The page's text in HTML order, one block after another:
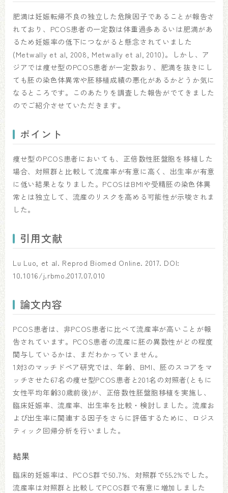
肥満は妊娠転帰不良の独立した危険因子であることが報告さ
れており、PCOS患者の一定数は体重過多あるいは肥満があ
るため妊娠率の低下につながると懸念されていました
(Metwally et al, 2008, Metwally et al, 2010)。しかし、ア
ジアでは痩せ型のPCOS患者が一定数おり、肥満を抜きにし
ても胚の染色体異常や胚移植成績の悪化があるかどうか気に
なるところです。このあたりを調査した報告がでてきました
のでご紹介させていただきます。
ポイント
痩せ型のPCOS患者においても、正倍数性胚盤胞を移植した
場合、対照群と比較して流産率が有意に高く、出生率が有意
に低い結果となりました。PCOSはBMIや受精胚の染色体異
常とは独立して、流産のリスクを高める可能性が示唆されま
した。
引用文献
Lu Luo, et al. Reprod Biomed Online. 2017. DOI:
10.1016/j.rbmo.2017.07.010
論文内容
PCOS患者は、非PCOS患者に比べて流産率が高いことが報
告されています。PCOS患者の流産に胚の異数性がどの程度
関与しているかは、まだわかっていません。
1対3のマッチドペア研究では、年齢、BMI、胚のスコアをマ
ッチさせた67名の痩せ型PCOS患者と201名の対照者(ともに
女性平均年齢30歳前後)が、正倍数性胚盤胞移植を実施し、
臨床妊娠率、流産率、出生率を比較・検討しました。流産お
よび出生率に関連する因子をさらに評価するために、ロジス
ティック回帰分析を行いました。
結果
臨床的妊娠率は、PCOS群で50.7%、対照群で55.2%でした。
流産率は対照群と比較してPCOS群で有意に増加しました